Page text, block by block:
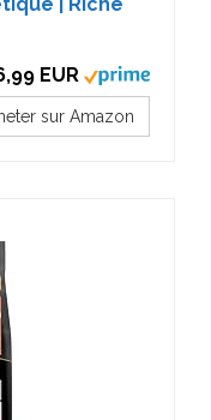
EUR
sur Amazon